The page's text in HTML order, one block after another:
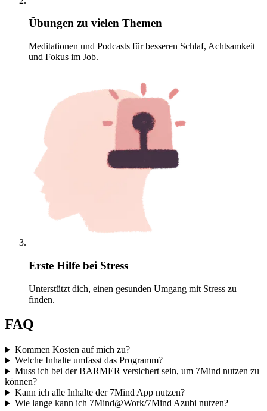
Übungen zu vielen Themen
Meditationen und Podcasts für besseren Schlaf, Achtsamkeit
und Fokus im Job.
Erste Hilfe bei Stress
Unterstützt dich, einen gesunden Umgang mit Stress zu
finden.
FAQ
Kommen Kosten auf mich zu?
Welche Inhalte umfasst das Programm?
Muss ich bei der BARMER versichert sein, um 7Mind nutzen zu
können?
Kann ich alle Inhalte der 7Mind App nutzen?
Wie lange kann ich 7Mind@Work/7Mind Azubi nutzen?